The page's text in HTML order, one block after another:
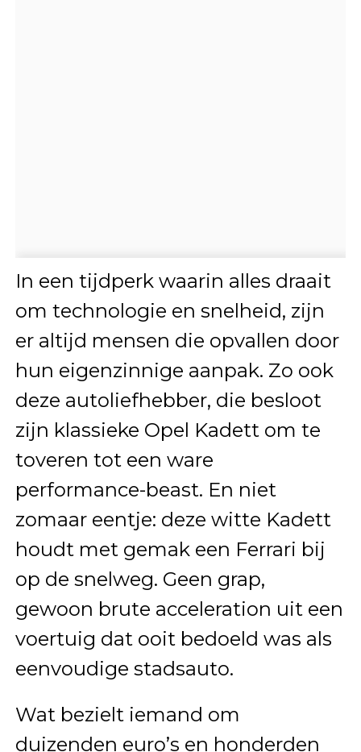
In een tijdperk waarin alles draait
om technologie en snelheid, zijn
er altijd mensen die opvallen door
hun eigenzinnige aanpak. Zo ook
deze autoliefhebber, die besloot
zijn klassieke Opel Kadett om te
toveren tot een ware
performance-beast. En niet
zomaar eentje: deze witte Kadett
houdt met gemak een Ferrari bij
op de snelweg. Geen grap,
gewoon brute acceleration uit een
voertuig dat ooit bedoeld was als
eenvoudige stadsauto.
Wat bezielt iemand om
duizenden euro’s en honderden